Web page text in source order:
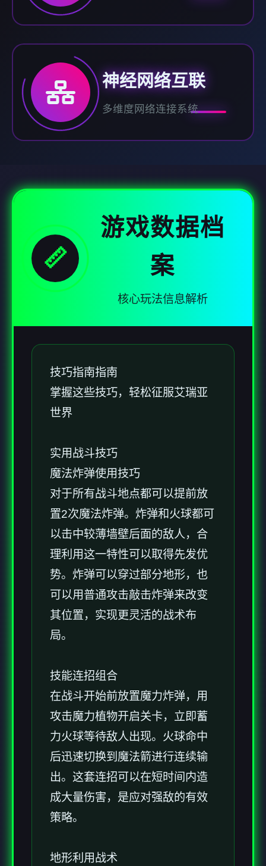
神经网络互联
多维度网络连接系统
📏
游戏数据档
案
核心玩法信息解析
技巧指南指南
掌握这些技巧，轻松征服艾瑞亚
世界
实用战斗技巧
魔法炸弹使用技巧
对于所有战斗地点都可以提前放
置2次魔法炸弹。炸弹和火球都可
以击中较薄墙壁后面的敌人，合
理利用这一特性可以取得先发优
势。炸弹可以穿过部分地形，也
可以用普通攻击敲击炸弹来改变
其位置，实现更灵活的战术布
局。
技能连招组合
在战斗开始前放置魔力炸弹，用
攻击魔力植物开启关卡，立即蓄
力火球等待敌人出现。火球命中
后迅速切换到魔法箭进行连续输
出。这套连招可以在短时间内造
成大量伤害，是应对强敌的有效
策略。
地形利用战术